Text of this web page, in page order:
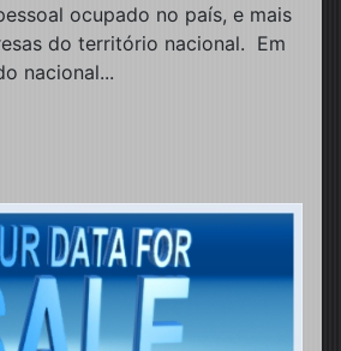
ocupado no país, e mais
do território nacional. Em
nacional...